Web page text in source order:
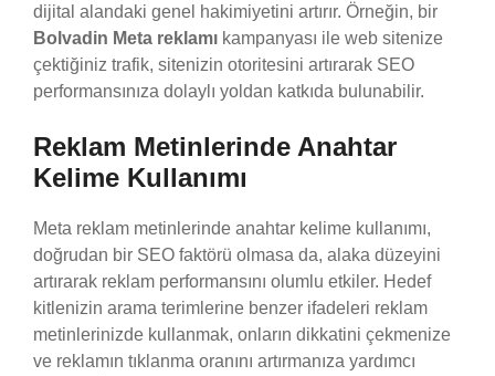
dijital alandaki genel hakimiyetini artırır. Örneğin, bir
Bolvadin Meta reklamı kampanyası ile web sitenize
çektiğiniz trafik, sitenizin otoritesini artırarak SEO
performansınıza dolaylı yoldan katkıda bulunabilir.
Reklam Metinlerinde Anahtar
Kelime Kullanımı
Meta reklam metinlerinde anahtar kelime kullanımı,
doğrudan bir SEO faktörü olmasa da, alaka düzeyini
artırarak reklam performansını olumlu etkiler. Hedef
kitlenizin arama terimlerine benzer ifadeleri reklam
metinlerinizde kullanmak, onların dikkatini çekmenize
ve reklamın tıklanma oranını artırmanıza yardımcı